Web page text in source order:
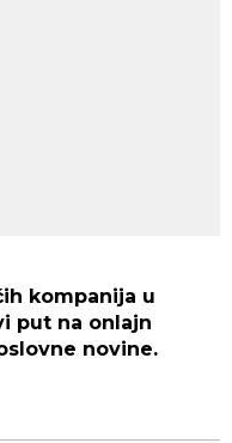
kompanija u
put na onlajn
novine.